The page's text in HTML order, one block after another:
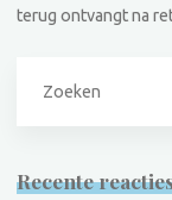
terug ontvangt na
Recente